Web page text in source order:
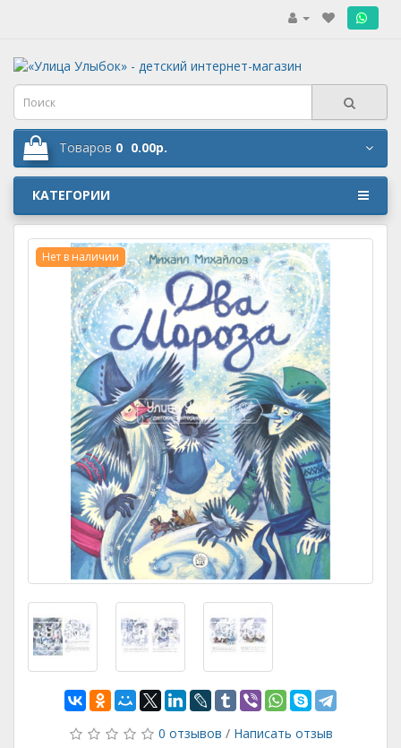
Товаров 0 0.00р.
КАТЕГОРИИ
Нет в наличии
0 отзывов / Написать отзыв